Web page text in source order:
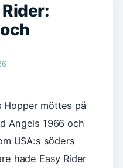
Hopper möttes på
Angels 1966 och
USA:s söders
hade Easy Rider